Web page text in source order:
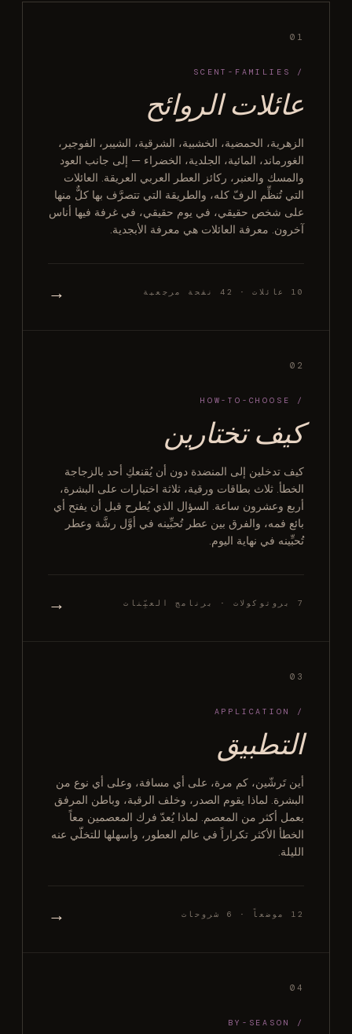
01
/ SCENT-FAMILIES
عائلات الروائح
الزهرية، الحمضية، الخشبية، الشرقية، الشيبر، الفوجير،
الغورماند، المائية، الجلدية، الخضراء — إلى جانب العود
والمسك والعنبر، ركائز العطر العربي العريقة. العائلات
التي تُنظِّم الرفّ كله، والطريقة التي تتصرَّف بها كلٌّ منها
على شخص حقيقي، في يوم حقيقي، في غرفة فيها أناس
آخرون. معرفة العائلات هي معرفة الأبجدية.
10 عائلات · 42 نفحة مرجعية →
02
/ HOW-TO-CHOOSE
كيف تختارين
كيف تدخلين إلى المنضدة دون أن يُقنعكِ أحد بالزجاجة
الخطأ. ثلاث بطاقات ورقية، ثلاثة اختبارات على البشرة،
أربع وعشرون ساعة. السؤال الذي يُطرح قبل أن يفتح أي
بائع فمه، والفرق بين عطر تُحبِّينه في أوَّل رشَّة وعطر
تُحبِّينه في نهاية اليوم.
7 بروتوكولات · برنامج العيِّنات →
03
/ APPLICATION
التطبيق
أين تَرشّين، كم مرة، على أي مسافة، وعلى أي نوع من
البشرة. لماذا يقوم الصدر، وخلف الرقبة، وباطن المرفق
بعمل أكثر من المعصم. لماذا يُعدّ فرك المعصمين معاً
الخطأ الأكثر تكراراً في عالم العطور، وأسهلها للتخلّي عنه
الليلة.
12 موضعاً · 6 شروحات →
04
/ BY-SEASON